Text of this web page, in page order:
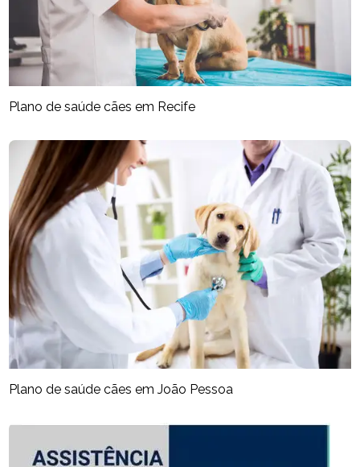
Plano de saúde cães em Recife
Plano de saúde cães em João Pessoa